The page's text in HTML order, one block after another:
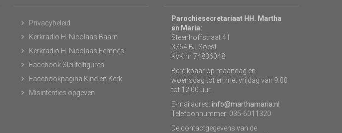
Privacybeleid
Kerkradio H. Nicolaas Baarn
Kerkradio H. Nicolaas Eemnes
Facebook Sleutelfiguren
Facebookpagina Kind en Kerk
Misintenties opgeven
Parochiesecretariaat HH. Martha
en Maria:
Steenhoffstraat 41
3764 BJ Soest
KvK nr 74836048
Bereikbaar op maandag en
woensdag tot en met vrijdag van 9.00
tot 12.00 uur.
E-mailadres: info@marthamaria.nl
Telefoonnummer: 035-6011320
De contactgegevens van de